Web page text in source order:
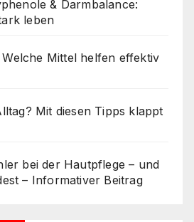
& Darmbalance:
leben
Mittel helfen effektiv
Mit diesen Tipps klappt
bei der Hautpflege – und
– Informativer Beitrag